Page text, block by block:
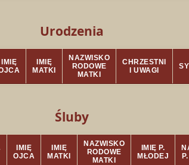
Urodzenia
IMIĘ
IMIĘ
MATKI
NAZWISKO
RODOWE
MATKI
CHRZESTNI
I UWAGI
Śluby
IMIĘ
OJCA
IMIĘ
MATKI
NAZWISKO
RODOWE
MATKI
IMIĘ P.
MŁODEJ